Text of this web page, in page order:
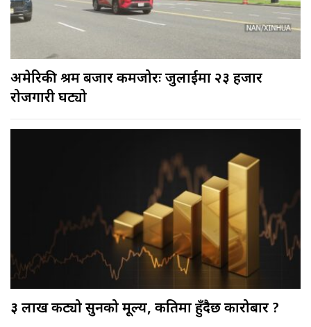
अमेरिकी श्रम बजार कमजोरः जुलाईमा २३ हजार
रोजगारी घट्यो
३ लाख कट्यो सुनको मूल्य, कतिमा हुँदैछ कारोबार ?